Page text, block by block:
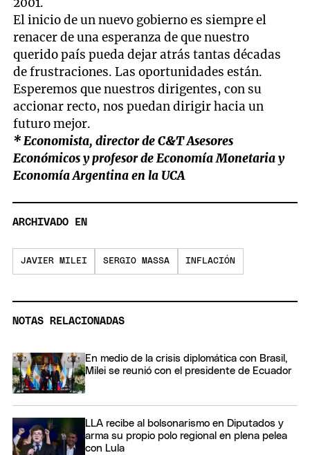
El inicio de un nuevo gobierno es siempre el
renacer de una esperanza de que nuestro
querido país pueda dejar atrás tantas décadas
de frustraciones. Las oportunidades están.
Esperemos que nuestros dirigentes, con su
accionar recto, nos puedan dirigir hacia un
futuro mejor.
* Economista, director de C&T Asesores
Económicos y profesor de Economía Monetaria y
Economía Argentina en la UCA
ARCHIVADO EN
JAVIER MILEI SERGIO MASSA INFLACIÓN
NOTAS RELACIONADAS
En medio de la crisis diplomática con Brasil,
Milei se reunió con el presidente de Ecuador
LLA recibe al bolsonarismo en Diputados y
arma su propio polo regional en plena pelea
con Lula